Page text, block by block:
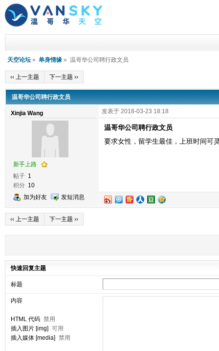
天空论坛 » 单身情缘 » 温哥华公司聘行政文员
‹‹ 上一主题 下一主题 ››
温哥华公司聘行政文员
Xinjia Wang
新手上路
帖子 1
积分 10
加为好友
发短消息
发表于 2018-03-23 18:18
温哥华公司聘行政文员
要求女性，留学生最佳，上班时间可
‹‹ 上一主题 下一主题 ››
快速回复主题
标题
内容
HTML 代码 禁用
插入图片 [img] 可用
插入媒体 [media] 禁用